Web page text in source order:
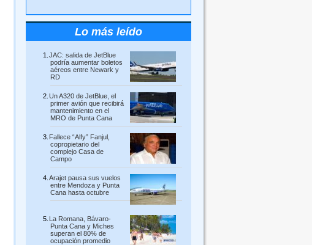
Lo más leído
JAC: salida de JetBlue
podría aumentar boletos
aéreos entre Newark y
RD
Un A320 de JetBlue, el
primer avión que recibirá
mantenimiento en el
MRO de Punta Cana
Fallece “Alfy” Fanjul,
copropietario del
complejo Casa de
Campo
Arajet pausa sus vuelos
entre Mendoza y Punta
Cana hasta octubre
La Romana, Bávaro-
Punta Cana y Miches
superan el 80% de
ocupación promedio